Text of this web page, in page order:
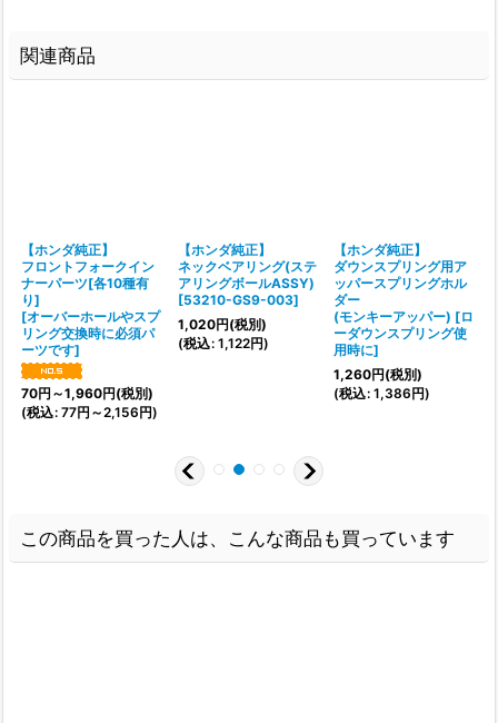
関連商品
【ホンダ純正】
フロントフォークイン
ナーパーツ[各10種有
り]
[オーバーホールやスプ
リング交換時に必須パ
ーツです]
70円 ～1,960円(税別)
(税込: 77円 ～2,156円)
【ホンダ純正】
ネックベアリング(ステ
アリングボールASSY)
[53210-GS9-003]
1,020円(税別)
(税込: 1,122円)
【ホンダ純正】
ダウンスプリング用ア
ッパースプリングホル
ダー
(モンキーアッパー) [ロ
ーダウンスプリング使
用時に]
1,260円(税別)
(税込: 1,386円)
この商品を買った人は、こんな商品も買っています